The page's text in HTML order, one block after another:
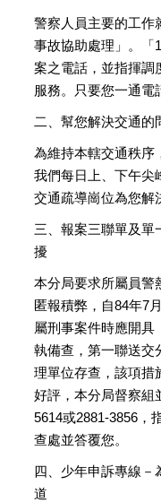
警察人員主要的工作
事故協助處理」。「
案之電話，並指揮調
服務。只要您一通電
二、幫您解決交通的
為維持本轄交通秩序
我們每日上、下午尖
交通疏導崗位為您解
三、報案三聯單及單
擾
本分局要求所屬員警
匿報積弊，自84年7
屬刑事案件時應開具
執備查，第一聯送交
理單位存查，該項措
好評，本分局督察組
5614或2881-3856，
查處並答覆您。
四、少年申訴專線－
道